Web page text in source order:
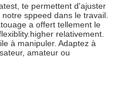
te permettent d'ajuster
sppeed dans le travail.
a offert tellement le
relativement.
à manipuler. Adaptez à
amateur ou